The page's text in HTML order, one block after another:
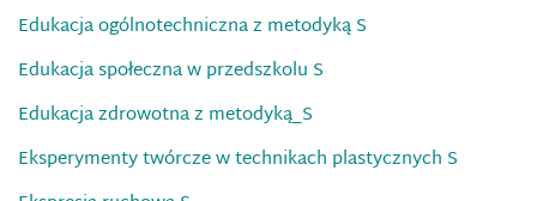
Edukacja ogólnotechniczna z metodyką S
Edukacja społeczna w przedszkolu S
Edukacja zdrowotna z metodyką_S
Eksperymenty twórcze w technikach plastycznych S